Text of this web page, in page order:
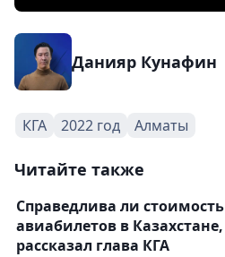
Данияр Кунафин
КГА 2022 год Алматы
Читайте также
Справедлива ли стоимость
авиабилетов в Казахстане,
рассказал глава КГА